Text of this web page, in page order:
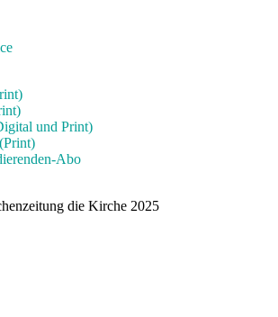
und Print)
Abo
die Kirche 2025